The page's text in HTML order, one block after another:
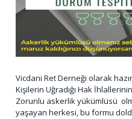
Vicdani Ret Derneği olarak
Kişilerin Uğradığı Hak
Zorunlu askerlik yükümlüsü
yaşayan herkesi, bu formu